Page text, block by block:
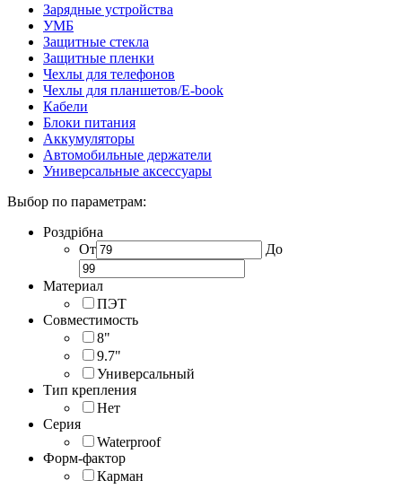
Зарядные устройства
УМБ
Защитные стекла
Защитные пленки
Чехлы для телефонов
Чехлы для планшетов/E-book
Кабели
Блоки питания
Аккумуляторы
Автомобильные держатели
Универсальные аксессуары
Выбор по параметрам:
Роздрібна
От
До
Материал
ПЭТ
Совместимость
8"
9.7"
Универсальный
Тип крепления
Нет
Серия
Waterproof
Форм-фактор
Карман